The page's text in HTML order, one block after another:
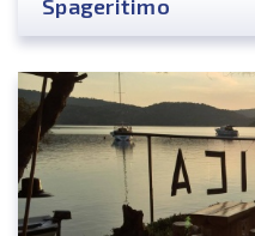
Spageritimo